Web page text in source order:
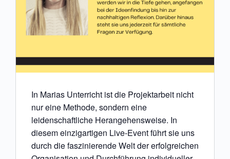
In Marias Unterricht ist die Projektarbeit nicht
nur eine Methode, sondern eine
leidenschaftliche Herangehensweise. In
diesem einzigartigen Live-Event führt sie uns
durch die faszinierende Welt der erfolgreichen